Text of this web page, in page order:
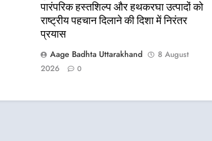
पारंपरिक हस्तशिल्प और हथकरघा उत्पादों को
राष्ट्रीय पहचान दिलाने की दिशा में निरंतर
प्रयास
Aage Badhta Uttarakhand
8 August
2026
0